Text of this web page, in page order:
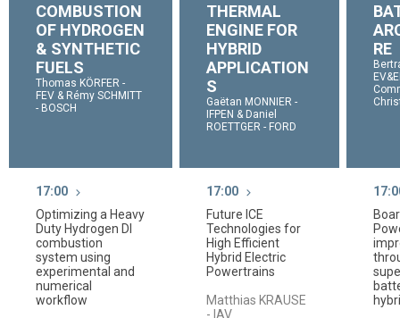
COMBUSTION
OF HYDROGEN
& SYNTHETIC
FUELS
Thomas KÖRFER -
FEV & Rémy SCHMITT
- BOSCH
THERMAL
ENGINE FOR
HYBRID
APPLICATION
S
Gaëtan MONNIER -
IFPEN & Daniel
ROETTGER - FORD
RE
17:00
Optimizing a Heavy
Duty Hydrogen DI
combustion
system using
experimental and
numerical
workflow
17:00
Future ICE
Technologies for
High Efficient
Hybrid Electric
Powertrains
Matthias KRAUSE
- IAV